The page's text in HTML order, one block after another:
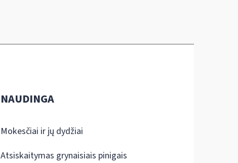
NAUDINGA
Mokesčiai ir jų dydžiai
Atsiskaitymas grynaisiais pinigais